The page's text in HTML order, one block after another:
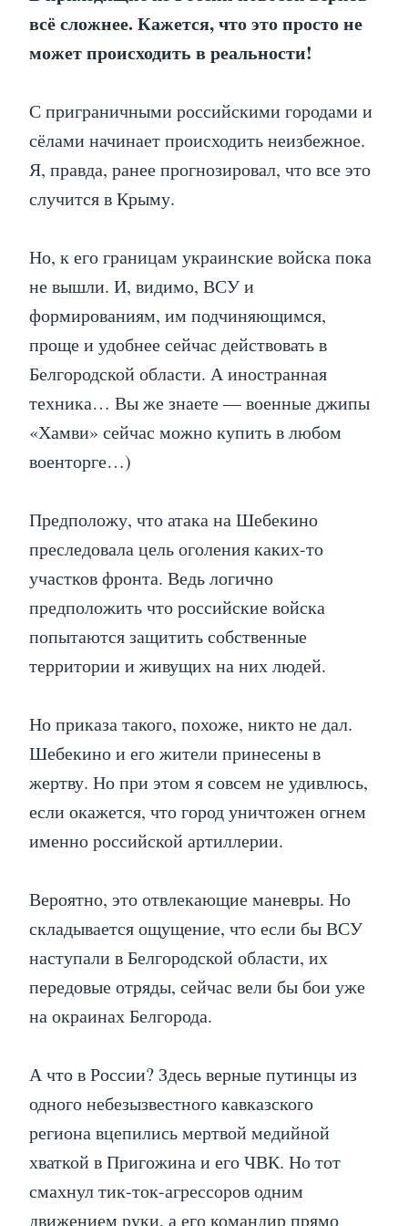
всё сложнее. Кажется, что это просто не
может происходить в реальности!
С приграничными российскими городами и
сёлами начинает происходить неизбежное.
Я, правда, ранее прогнозировал, что все это
случится в Крыму.
Но, к его границам украинские войска пока
не вышли. И, видимо, ВСУ и
формированиям, им подчиняющимся,
проще и удобнее сейчас действовать в
Белгородской области. А иностранная
техника… Вы же знаете — военные джипы
«Хамви» сейчас можно купить в любом
военторге…)
Предположу, что атака на Шебекино
преследовала цель оголения каких-то
участков фронта. Ведь логично
предположить что российские войска
попытаются защитить собственные
территории и живущих на них людей.
Но приказа такого, похоже, никто не дал.
Шебекино и его жители принесены в
жертву. Но при этом я совсем не удивлюсь,
если окажется, что город уничтожен огнем
именно российской артиллерии.
Вероятно, это отвлекающие маневры. Но
складывается ощущение, что если бы ВСУ
наступали в Белгородской области, их
передовые отряды, сейчас вели бы бои уже
на окраинах Белгорода.
А что в России? Здесь верные путинцы из
одного небезызвестного кавказского
региона вцепились мертвой медийной
хваткой в Пригожина и его ЧВК. Но тот
смахнул тик-ток-агрессоров одним
движением руки, а его командир прямо